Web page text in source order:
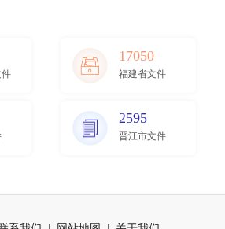
17050
福建省文件
2595
晋江市文件